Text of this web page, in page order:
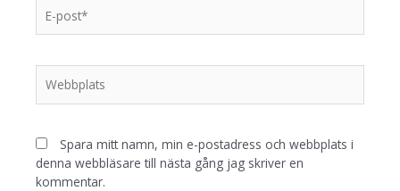
Spara mitt namn, min e-postadress och webbplats i
denna webbläsare till nästa gång jag skriver en
kommentar.